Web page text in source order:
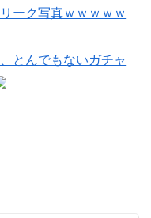
ーク写真ｗｗｗｗｗ
とんでもないガチャ